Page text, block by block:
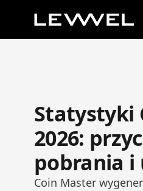
Statystyki
2026:
pobrania i
Coin Master